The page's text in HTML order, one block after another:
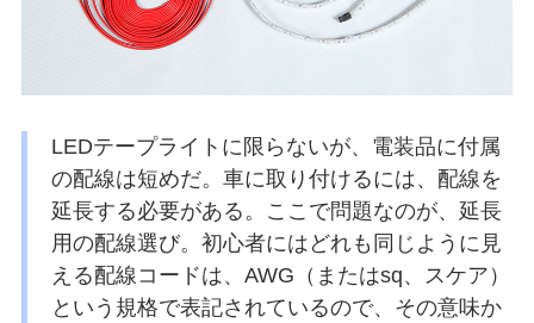
LEDテープライトに限らないが、電装品に付属
の配線は短めだ。車に取り付けるには、配線を
延長する必要がある。ここで問題なのが、延長
用の配線選び。初心者にはどれも同じように見
える配線コードは、AWG（またはsq、スケア）
という規格で表記されているので、その意味か